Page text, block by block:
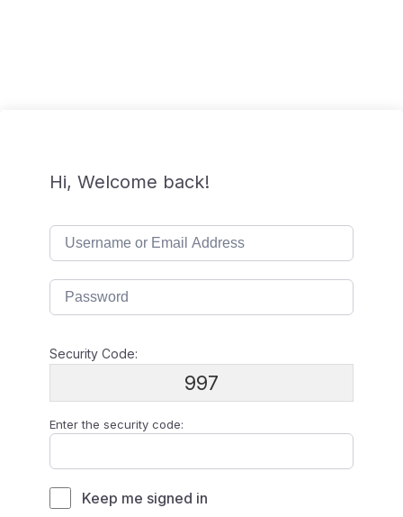
Hi, Welcome back!
Security Code:
997
Enter the security code:
Keep me signed in